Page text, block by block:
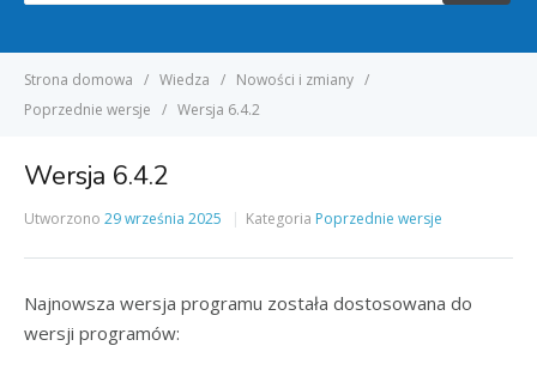
Strona domowa Wiedza
Nowości i zmiany
Poprzednie wersje
Wersja 6.4.2
Wersja 6.4.2
Utworzono 29 września 2025 Kategoria Poprzednie wersje
Najnowsza wersja programu została dostosowana do
wersji programów: